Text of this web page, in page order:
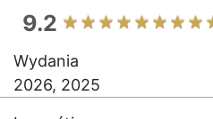
9.2
Wydania
2026, 2025